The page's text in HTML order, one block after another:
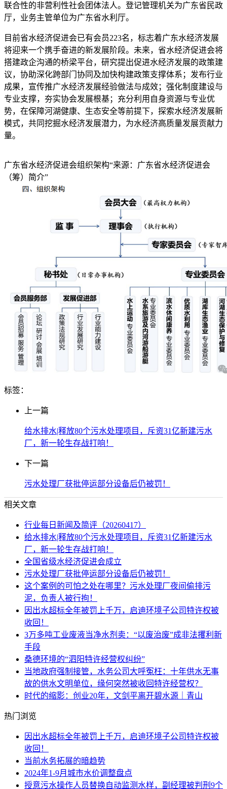
联合性的非营利性社会团体法人。登记管理机关为广东省民政
厅，业务主管单位为广东省水利厅。
目前省水经济促进会已有会员223名，标志着广东水经济发展
将迎来一个携手奋进的新发展阶段。未来，省水经济促进会将
搭建政企沟通的桥梁平台，研究提出促进水经济发展的政策建
议，协助深化跨部门协同及加快构建政策支撑体系；发布行业
成果，宣传推广水经济发展经验做法与成效；强化制度建设与
专业支撑，夯实协会发展根基；充分利用自身资源与专业优
势，在保障河湖健康、生态安全等前提下，探索水经济发展新
模式，共同挖掘水经济发展潜力，为水经济高质量发展贡献力
量。
广东省水经济促进会组织架构“来源：广东省水经济促进会
（筹）简介”
标签：
上一篇
给水排水|释放80个污水处理项目，斥资31亿新建污水
厂，新一轮生存战打响！
下一篇
污水处理厂获批停运部分设备后仍被罚！
相关文章
行业每日新闻及简评（20260417）
给水排水|释放80个污水处理项目，斥资31亿新建污水
厂，新一轮生存战打响！
全国省级水经济促进会成立
污水处理厂获批停运部分设备后仍被罚！
这个案例的可怕之处在哪里？污水处理厂夜间偷排污
泥，负责人被行拘！
因出水超标全年被罚上千万，启迪环境子公司特许权被
收回！
3万多吨工业废液当净水剂卖：“以废治废”成非法攫利新
手段
桑德环境的“泗阳特许经营权纠纷”
当地政府强制接管，水务公司大呼冤枉：十年供水无事
故的供水文明单位，缘何突然被收回特许经营权？
时代的缩影：创业20年，文剑平离开碧水源｜青山
热门浏览
因出水超标全年被罚上千万，启迪环境子公司特许权被
收回！
当前水务拓展的暗趋势
2024年1-9月城市水价调整盘点
授意污水操作人员替换自动监测水样，副经理被判刑9个